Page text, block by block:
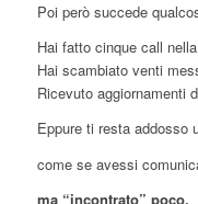
Poi però succede
Hai fatto cinque call
Hai scambiato venti
Ricevuto aggiornamenti
Eppure ti resta addosso
come se avessi
ma “incontrato” poco.